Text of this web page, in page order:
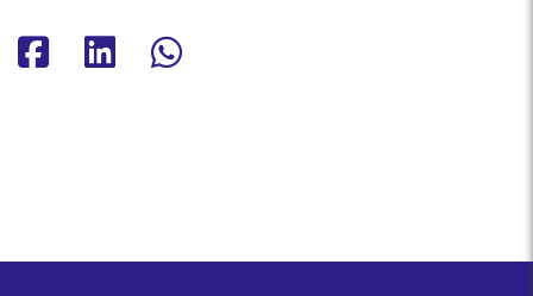
Jaa Facebookissa
Jaa Linkedinissä
Jaa Whatsappissa